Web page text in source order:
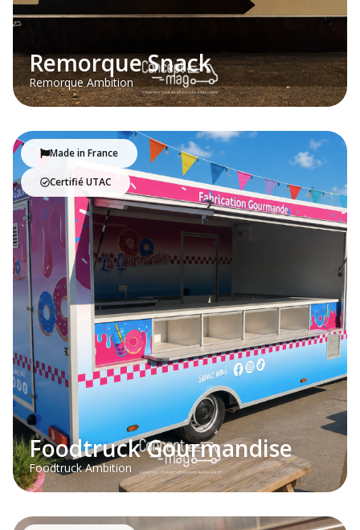
Remorque Snack
Remorque Ambition
Made in France
Certifié UTAC
Foodtruck Gourmandise
Foodtruck Ambition